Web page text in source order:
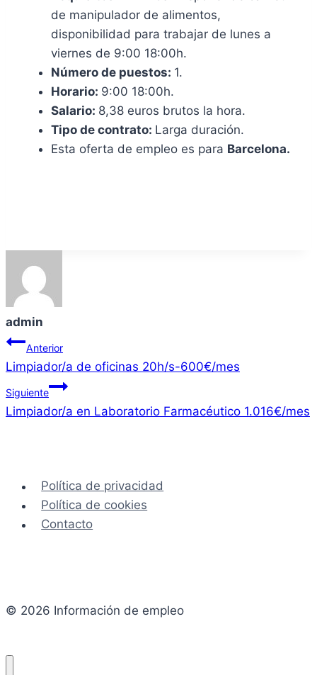
de manipulador de alimentos,
disponibilidad para trabajar de lunes a
viernes de 9:00 18:00h.
Número de puestos: 1.
Horario: 9:00 18:00h.
Salario: 8,38 euros brutos la hora.
Tipo de contrato: Larga duración.
Esta oferta de empleo es para Barcelona.
admin
Navegación
de
entradas
Anterior
Limpiador/a de oficinas 20h/s-600€/mes
Siguiente
Limpiador/a en Laboratorio Farmacéutico 1.016€/mes
Política de privacidad
Política de cookies
Contacto
© 2026 Información de empleo